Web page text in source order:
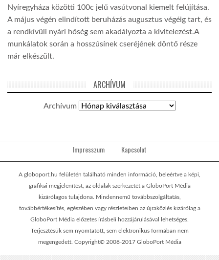
Nyíregyháza közötti 100c jelű vasútvonal kiemelt felújítása.
A május végén elindított beruházás augusztus végéig tart, és
a rendkívüli nyári hőség sem akadályozta a kivitelezést.A
munkálatok során a hosszúsínek cseréjének döntő része
már elkészült.
ARCHÍVUM
Archívum
Impresszum Kapcsolat
A globoport.hu felületén található minden információ, beleértve a képi,
grafikai megjelenítést, az oldalak szerkezetét a GloboPort Média
kizárólagos tulajdona. Mindennemű továbbszolgáltatás,
továbbértékesítés, egészében vagy részleteiben az újraközlés kizárólag a
GloboPort Média előzetes írásbeli hozzájárulásával lehetséges.
Terjesztésük sem nyomtatott, sem elektronikus formában nem
megengedett. Copyright© 2008-2017 GloboPort Média